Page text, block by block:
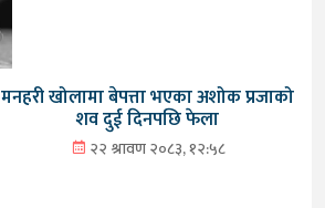
मनहरी खोलामा बेपत्ता भएका अशोक प्रजाको
शव दुई दिनपछि फेला
२२ श्रावण २०८३, १२:५८